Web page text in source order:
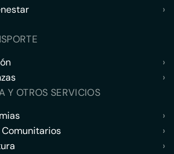
›
›
›
Y OTROS SERVICIOS
›
›
›